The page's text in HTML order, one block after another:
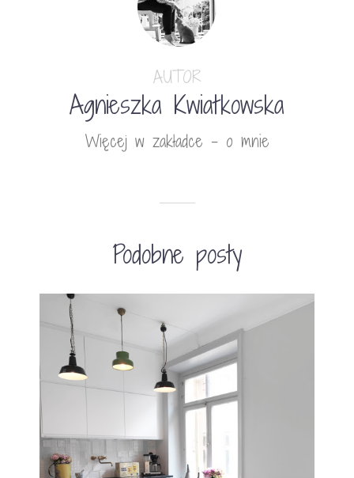
AUTOR
Agnieszka Kwiatkowska
Więcej w zakładce - o mnie
Podobne posty